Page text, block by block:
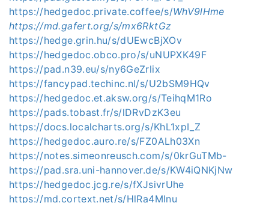
https://hedgedoc.private.coffee/s/WhV9lHme
https://md.gafert.org/s/mx6RktGz
https://hedge.grin.hu/s/dUEwcBjXOv
https://hedgedoc.obco.pro/s/uNUPXK49F
https://pad.n39.eu/s/ny6GeZrlix
https://fancypad.techinc.nl/s/U2bSM9HQv
https://hedgedoc.et.aksw.org/s/TeihqM1Ro
https://pads.tobast.fr/s/lDRvDzK3eu
https://docs.localcharts.org/s/KhL1xpI_Z
https://hedgedoc.auro.re/s/FZ0ALh03Xn
https://notes.simeonreusch.com/s/0krGuTMb-
https://pad.sra.uni-hannover.de/s/KW4iQNKjNw
https://hedgedoc.jcg.re/s/fXJsivrUhe
https://md.cortext.net/s/HlRa4MInu